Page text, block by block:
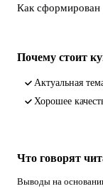
Как сформирован
Почему стоит
актуальная
хорошее
Что говорят
Выводы на